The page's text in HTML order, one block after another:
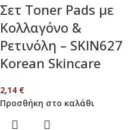
Σετ Toner Pads με
Κολλαγόνο &
Ρετινόλη – SKIN627
Korean Skincare
2,14 €
Προσθήκη στο καλάθι